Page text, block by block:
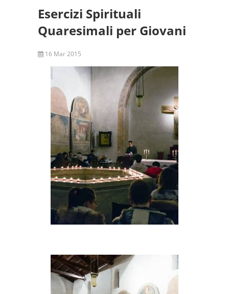
Esercizi Spirituali
Quaresimali per Giovani
16 Mar 2015